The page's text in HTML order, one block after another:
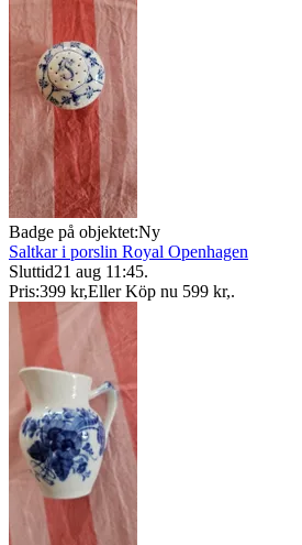
Badge på objektet:Ny
Saltkar i porslin Royal Openhagen
Sluttid21 aug 11:45.
Pris:399 kr,Eller Köp nu 599 kr,.